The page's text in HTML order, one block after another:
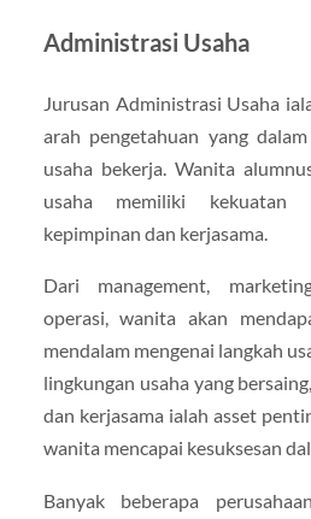
Administrasi Usaha
Jurusan Administrasi Usaha
arah pengetahuan yang
usaha bekerja. Wanita
usaha memiliki kekuatan
kepimpinan dan kerjasama.
Dari management,
operasi, wanita akan
mendalam mengenai langkah
lingkungan usaha yang
dan kerjasama ialah asset
wanita mencapai kesuksesan
Banyak beberapa